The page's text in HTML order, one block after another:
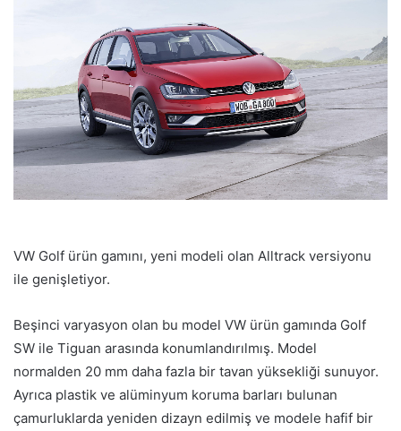
VW Golf ürün gamını, yeni modeli olan Alltrack versiyonu
ile genişletiyor.
Beşinci varyasyon olan bu model VW ürün gamında Golf
SW ile Tiguan arasında konumlandırılmış. Model
normalden 20 mm daha fazla bir tavan yüksekliği sunuyor.
Ayrıca plastik ve alüminyum koruma barları bulunan
çamurluklarda yeniden dizayn edilmiş ve modele hafif bir